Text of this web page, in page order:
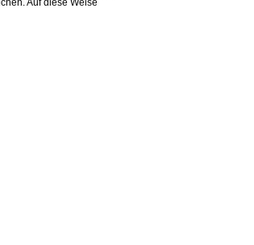
Auf diese Weise